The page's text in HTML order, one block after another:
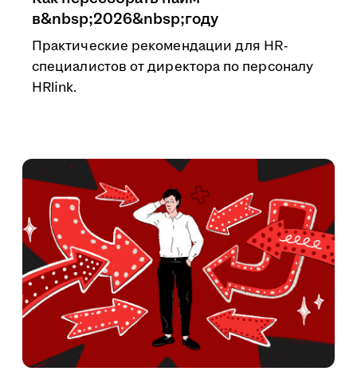
в&nbsp;2026&nbsp;году
Практические рекомендации для HR-
специалистов от директора по персоналу
HRlink.